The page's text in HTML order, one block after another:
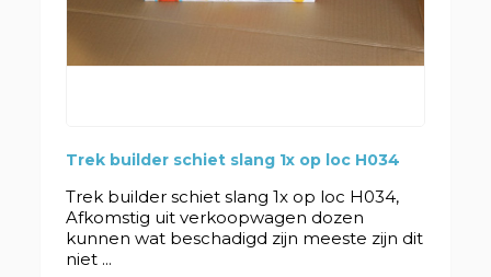
Trek builder schiet slang 1x op loc H034
Trek builder schiet slang 1x op loc H034,
Afkomstig uit verkoopwagen dozen
kunnen wat beschadigd zijn meeste zijn dit
niet ...